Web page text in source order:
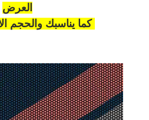
العرض
كما يناسبك والحجم